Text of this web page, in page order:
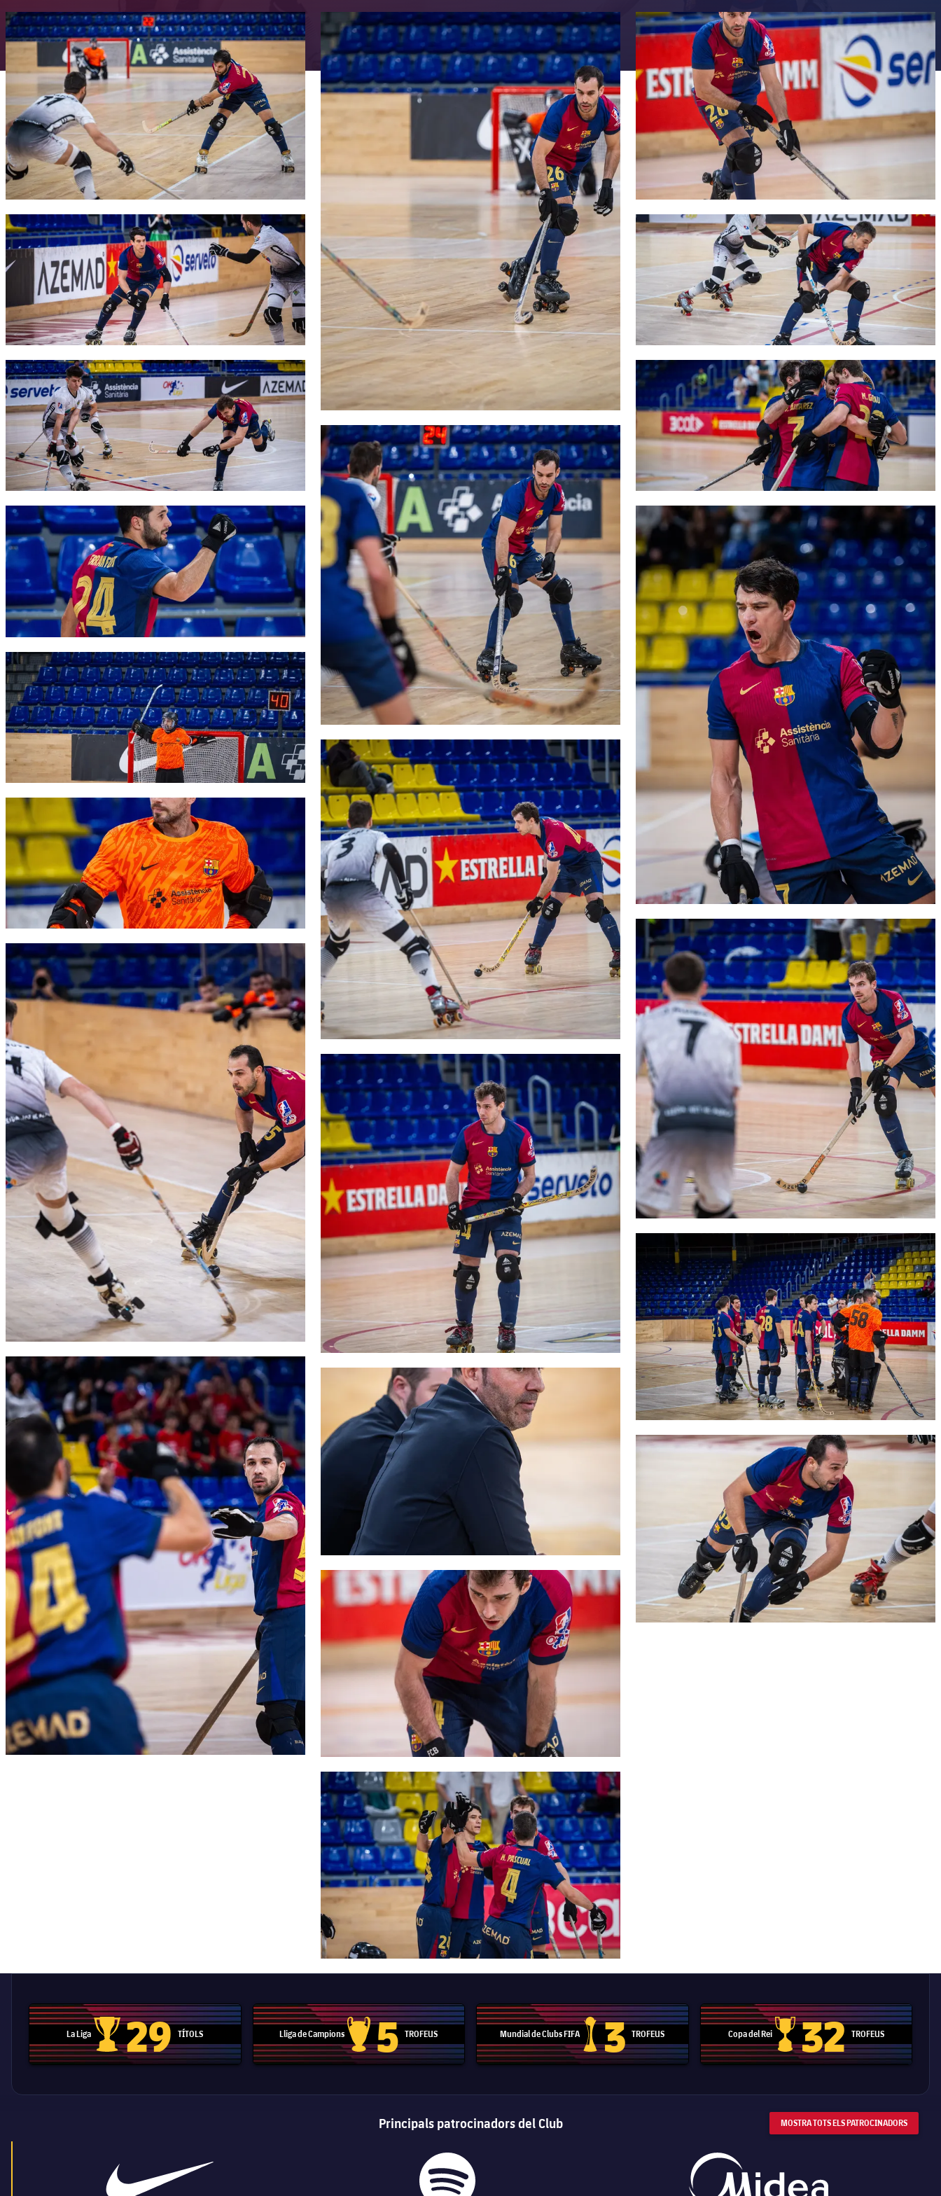
FC Barcelona club badge
FC Barcelona club badge
FC Barcelona club badge
FC Barcelona club badge
FC Barcelona club badge
FC Barcelona club badge
FC Barcelona club badge
FC Barcelona club badge
FC Barcelona club badge
FC Barcelona club badge
FC Barcelona club badge
FC Barcelona club badge
FC Barcelona club badge
FC Barcelona club badge
FC Barcelona club badge
FC Barcelona club badge
FC Barcelona club badge
FC Barcelona club badge
FC Barcelona club badge
FC Barcelona club badge
FC Barcelona club badge
La Liga
Trofeu de la Liga
29 TÍTOLS Lliga de Campions
Trofeu de la Lliga de Campions
5 TROFEUS Mundial de Clubs FIFA
Trofeu del Mundial de Clubs
3 TROFEUS Copa del Rei
Copa del Rei
32 TROFEUS
Principals patrocinadors del Club MOSTRA TOTS ELS PATROCINADORS